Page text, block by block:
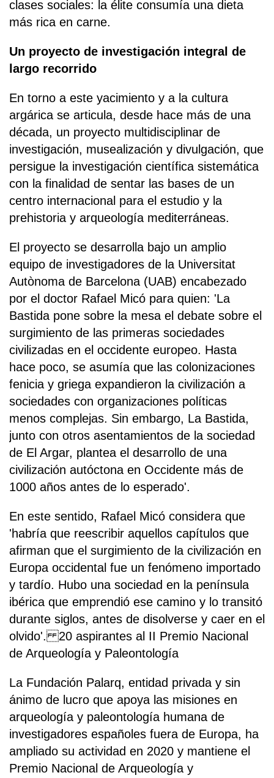
clases sociales: la élite consumía una dieta
más rica en carne.
Un proyecto de investigación integral de
largo recorrido
En torno a este yacimiento y a la cultura
argárica se articula, desde hace más de una
década, un proyecto multidisciplinar de
investigación, musealización y divulgación, que
persigue la investigación científica sistemática
con la finalidad de sentar las bases de un
centro internacional para el estudio y la
prehistoria y arqueología mediterráneas.
El proyecto se desarrolla bajo un amplio
equipo de investigadores de la Universitat
Autònoma de Barcelona (UAB) encabezado
por el doctor Rafael Micó para quien: 'La
Bastida pone sobre la mesa el debate sobre el
surgimiento de las primeras sociedades
civilizadas en el occidente europeo. Hasta
hace poco, se asumía que las colonizaciones
fenicia y griega expandieron la civilización a
sociedades con organizaciones políticas
menos complejas. Sin embargo, La Bastida,
junto con otros asentamientos de la sociedad
de El Argar, plantea el desarrollo de una
civilización autóctona en Occidente más de
1000 años antes de lo esperado'.
En este sentido, Rafael Micó considera que
'habría que reescribir aquellos capítulos que
afirman que el surgimiento de la civilización en
Europa occidental fue un fenómeno importado
y tardío. Hubo una sociedad en la península
ibérica que emprendió ese camino y lo transitó
durante siglos, antes de disolverse y caer en el
olvido'. 20 aspirantes al II Premio Nacional
de Arqueología y Paleontología
La Fundación Palarq, entidad privada y sin
ánimo de lucro que apoya las misiones en
arqueología y paleontología humana de
investigadores españoles fuera de Europa, ha
ampliado su actividad en 2020 y mantiene el
Premio Nacional de Arqueología y